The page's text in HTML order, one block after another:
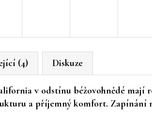
(4) Diskuze
v odstínu béžovohnědé mají
a příjemný komfort. Zapínání